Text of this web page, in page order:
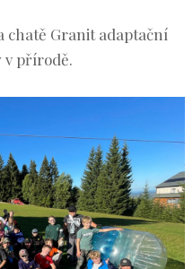
chatě Granit adaptační
v přírodě.